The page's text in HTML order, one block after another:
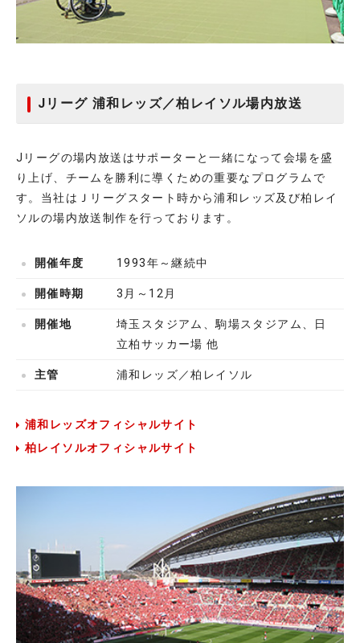
Jリーグ 浦和レッズ／柏レイソル場内放送
Jリーグの場内放送はサポーターと一緒になって会場を盛
り上げ、チームを勝利に導くための重要なプログラムで
す。当社はＪリーグスタート時から浦和レッズ及び柏レイ
ソルの場内放送制作を行っております。
開催年度 1993年～継続中
開催時期 3月～12月
開催地
埼玉スタジアム、駒場スタジアム、日
立柏サッカー場 他
主管 浦和レッズ／柏レイソル
浦和レッズオフィシャルサイト
柏レイソルオフィシャルサイト